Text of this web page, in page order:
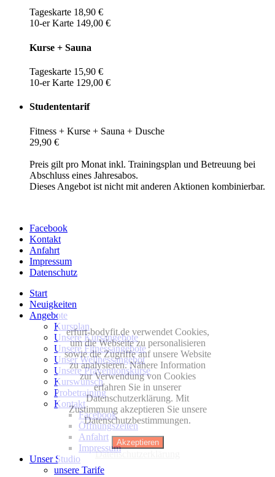
Tageskarte 18,90 €
10-er Karte 149,00 €
Kurse + Sauna
Tageskarte 15,90 €
10-er Karte 129,00 €
Studententarif
Fitness + Kurse + Sauna + Dusche
29,90 €
Preis gilt pro Monat inkl. Trainingsplan und Betreuung bei
Abschluss eines Jahresabos.
Dieses Angebot ist nicht mit anderen Aktionen kombinierbar.
Facebook
Kontakt
Anfahrt
Impressum
Datenschutz
Start
Neuigkeiten
Angebote
Kursplan
Unsere Kursangebote
Unsere Fitnessangebote
Unser Wellnessangebot
Unsere Präventionskurse
Kurswunsch
Probetraining
Kontakt
Facebook
Öffnungszeiten
Anfahrt
Impressum
Unser Studio
unsere Tarife
erfurt-bodyfit.de verwendet Cookies,
um die Webseite zu personalisieren
sowie die Zugriffe auf unsere Website
zu analysieren. Nähere Information
zur Verwendung von Cookies
erfahren Sie in unserer
Datenschutzerklärung. Mit
Zustimmung akzeptieren Sie unsere
Datenschutzbestimmungen.
Akzeptieren
Datenschutzerklärung